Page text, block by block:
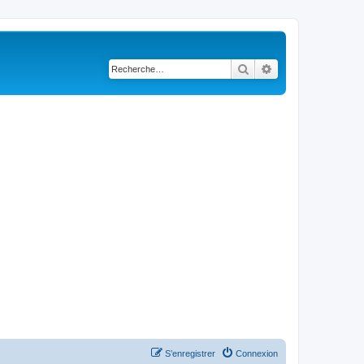
Rechercher
Connexion
S’enregistrer